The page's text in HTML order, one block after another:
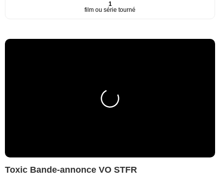
1
film ou série tourné
Toxic Bande-annonce VO STFR